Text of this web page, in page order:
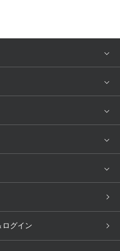
une nana cool
Mens Innerwear
ワコールスタイル
ログイン